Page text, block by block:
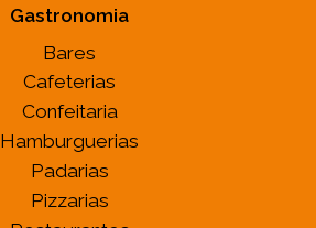
Gastronomia
Bares
Cafeterias
Confeitaria
Hamburguerias
Padarias
Pizzarias